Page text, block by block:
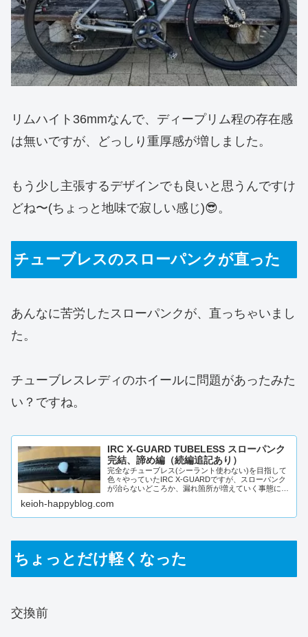
リムハイト36mmなんで、ディープリム程の存在感
は無いですが、どっしり重厚感が増しました。
もう少し主張するデザインでも良いと思うんですけ
どね〜(ちょっと地味で寂しい感じ)😎。
チューブレスのスローパンクが直った
あんなに苦労したスローパンクが、直っちゃいまし
た。
チューブレスレディのホイールに問題があったみた
い？ですね。
IRC X-GUARD TUBELESS スローパンク
完結、諦め編（続編追記あり）
完全なチューブレス(シーラント使わない)を目指して
色々やっていたIRC X-GUARDですが、スローパンク
が治らないどころか、漏れ箇所が増えていく事態に陥
keioh-happyblog.com
ちょっとだけ軽くなった
交換前